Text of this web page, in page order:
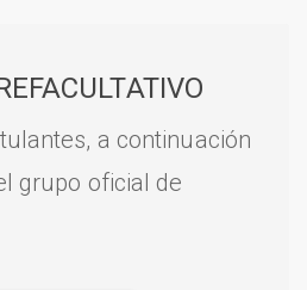
a continuación
grupo oficial de